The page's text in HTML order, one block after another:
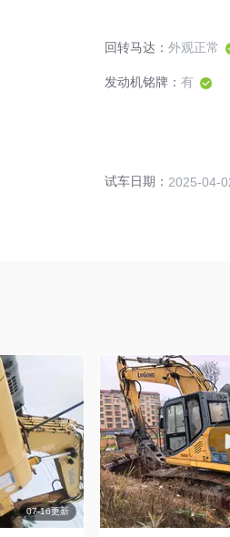
回转马达： 外观正常
发动机铭牌： 有
试车日期： 2025-04-
07-16更新